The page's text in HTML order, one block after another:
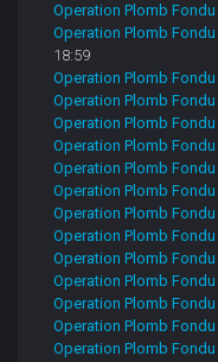
Operation Plomb Fondu
Operation Plomb Fondu
18:59
Operation Plomb Fondu
Operation Plomb Fondu
Operation Plomb Fondu
Operation Plomb Fondu
Operation Plomb Fondu
Operation Plomb Fondu
Operation Plomb Fondu
Operation Plomb Fondu
Operation Plomb Fondu
Operation Plomb Fondu
Operation Plomb Fondu
Operation Plomb Fondu
Operation Plomb Fondu